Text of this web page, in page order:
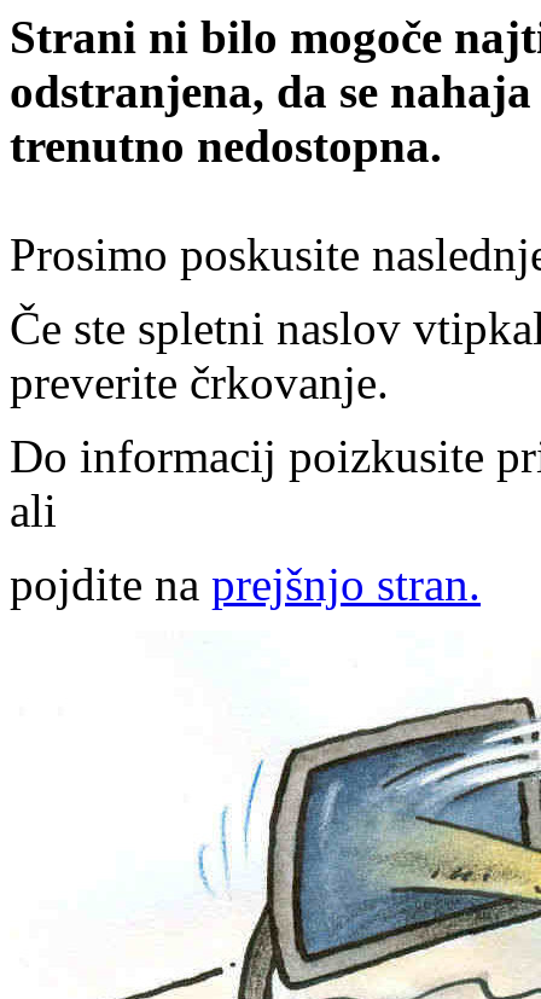
Strani ni bilo mogoče
odstranjena, da se
trenutno nedostopna.
Prosimo poskusite
Če ste spletni naslov
preverite črkovanje.
Do informacij poizkusite
ali
pojdite na prejšnjo stran.